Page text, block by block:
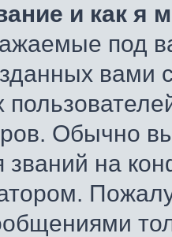
и как я
под
Обычно
на